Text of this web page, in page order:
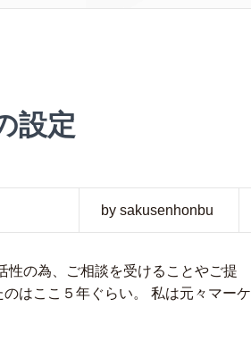
設定
by sakusenhonbu
性の為、ご相談を受けることやご提
はここ５年ぐらい。 私は元々マーケ